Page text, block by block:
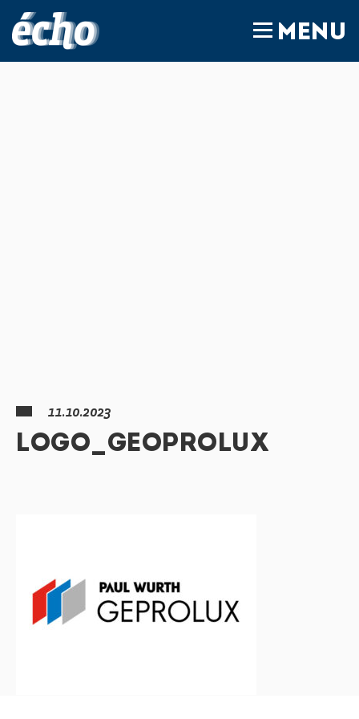
MENU
11.10.2023
LOGO_GEOPROLUX